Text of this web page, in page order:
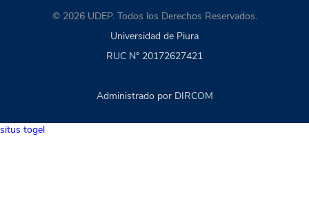
© 2026 UDEP. Todos los Derechos Reservados.
Universidad de Piura
RUC N° 20172627421
Administrado por DIRCOM
situs togel